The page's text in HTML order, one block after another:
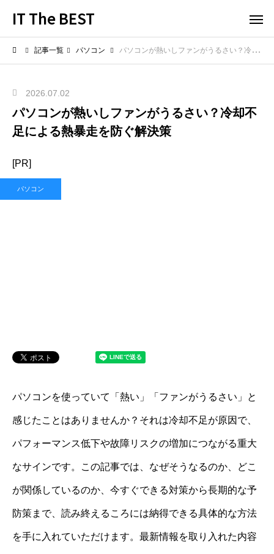
IT The BEST
記事一覧 パソコン パソコンが熱いしファンがうるさい？冷却不足による熱暴走を防ぐ解決策
2026.07.02
パソコンが熱いしファンがうるさい？冷却不
足による熱暴走を防ぐ解決策
[PR]
パソコン
パソコンを使っていて「熱い」「ファンがうるさい」と
感じたことはありませんか？それは冷却不足が原因で、
パフォーマンス低下や故障リスクの増加につながる重大
なサインです。この記事では、なぜそうなるのか、どこ
が関係しているのか、今すぐできる対策から長期的な予
防策まで、読み終えるころには納得できる具体的な方法
を手に入れていただけます。最新情報を取り入れた内容